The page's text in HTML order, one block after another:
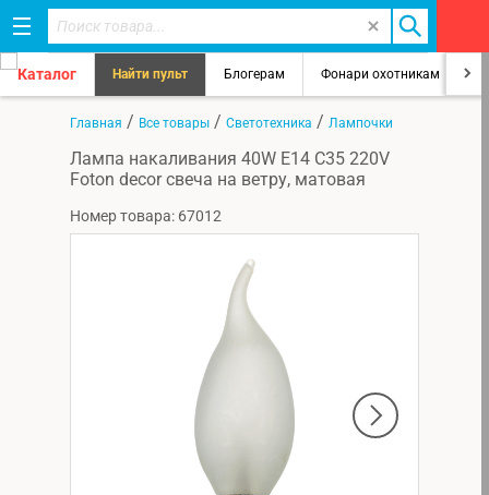
Каталог Найти пульт Блогерам Фонари охотникам
Главная / Все товары / Светотехника / Лампочки
Лампа накаливания 40W E14 C35 220V
Foton decor свеча на ветру, матовая
Номер товара: 67012